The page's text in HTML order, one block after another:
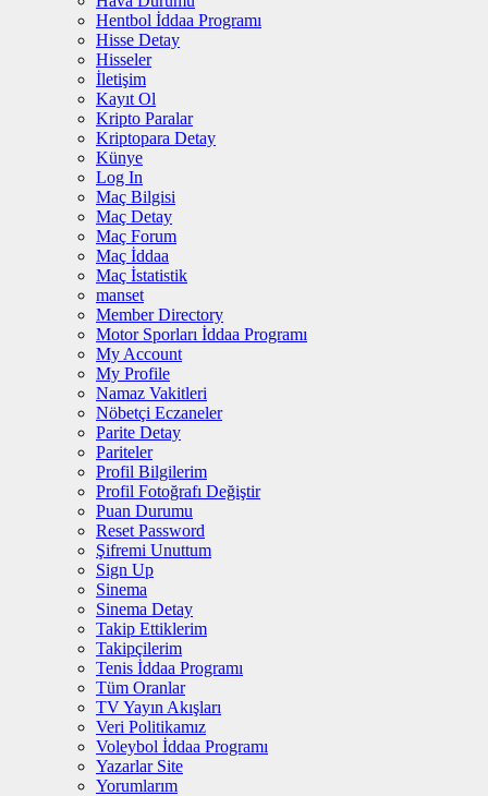
Hentbol İddaa Programı
Hisse Detay
Hisseler
İletişim
Kayıt Ol
Kripto Paralar
Kriptopara Detay
Künye
Log In
Maç Bilgisi
Maç Detay
Maç Forum
Maç İddaa
Maç İstatistik
manset
Member Directory
Motor Sporları İddaa Programı
My Account
My Profile
Namaz Vakitleri
Nöbetçi Eczaneler
Parite Detay
Pariteler
Profil Bilgilerim
Profil Fotoğrafı Değiştir
Puan Durumu
Reset Password
Şifremi Unuttum
Sign Up
Sinema
Sinema Detay
Takip Ettiklerim
Takipçilerim
Tenis İddaa Programı
Tüm Oranlar
TV Yayın Akışları
Veri Politikamız
Voleybol İddaa Programı
Yazarlar Site
Yorumlarım